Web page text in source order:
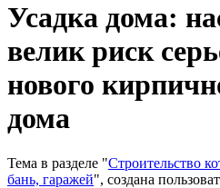
Усадка дома:
велик риск
нового
дома
Тема в разделе "Строительство
бань, гаражей", создана